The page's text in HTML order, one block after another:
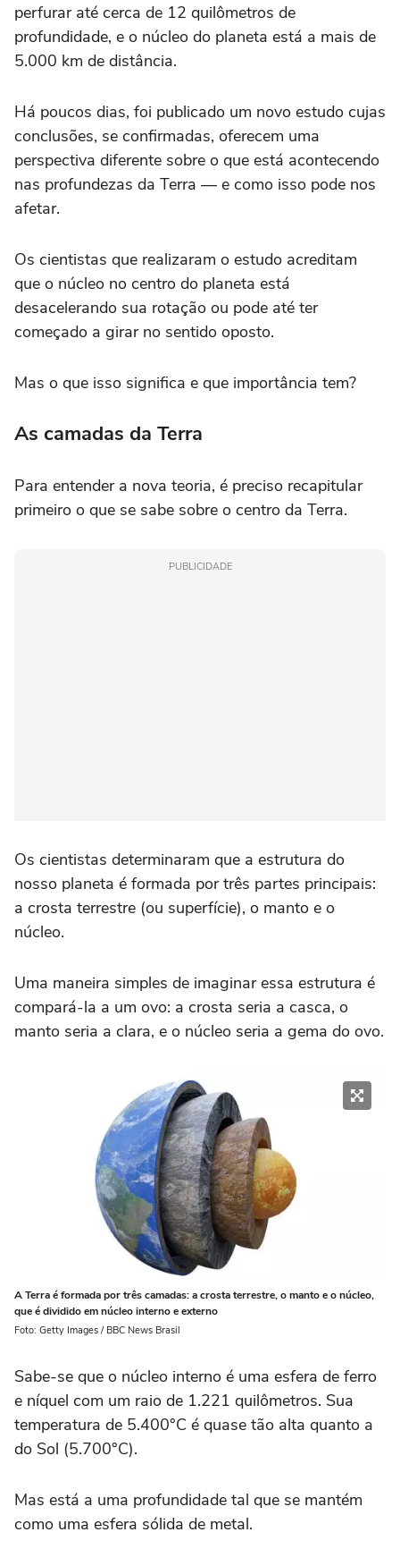
perfurar até cerca de 12 quilômetros de
profundidade, e o núcleo do planeta está a mais de
5.000 km de distância.
Há poucos dias, foi publicado um novo estudo cujas
conclusões, se confirmadas, oferecem uma
perspectiva diferente sobre o que está acontecendo
nas profundezas da Terra — e como isso pode nos
afetar.
Os cientistas que realizaram o estudo acreditam
que o núcleo no centro do planeta está
desacelerando sua rotação ou pode até ter
começado a girar no sentido oposto.
Mas o que isso significa e que importância tem?
As camadas da Terra
Para entender a nova teoria, é preciso recapitular
primeiro o que se sabe sobre o centro da Terra.
PUBLICIDADE
Os cientistas determinaram que a estrutura do
nosso planeta é formada por três partes principais:
a crosta terrestre (ou superfície), o manto e o
núcleo.
Uma maneira simples de imaginar essa estrutura é
compará-la a um ovo: a crosta seria a casca, o
manto seria a clara, e o núcleo seria a gema do ovo.
A Terra é formada por três camadas: a crosta terrestre, o manto e o núcleo,
que é dividido em núcleo interno e externo
Foto: Getty Images / BBC News Brasil
Sabe-se que o núcleo interno é uma esfera de ferro
e níquel com um raio de 1.221 quilômetros. Sua
temperatura de 5.400°C é quase tão alta quanto a
do Sol (5.700°C).
Mas está a uma profundidade tal que se mantém
como uma esfera sólida de metal.